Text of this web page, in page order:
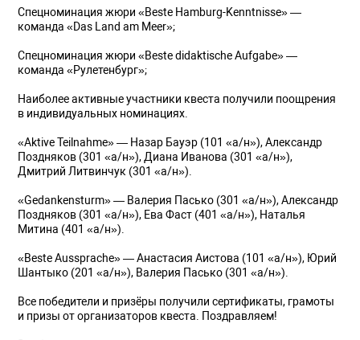
Спецноминация жюри «Beste Hamburg-Kenntnisse» —
команда «Das Land am Meer»;
Спецноминация жюри «Beste didaktische Aufgabe» —
команда «Рулетенбург»;
Наиболее активные участники квеста получили поощрения
в индивидуальных номинациях.
«Aktive Teilnahme» — Назар Бауэр (101 «а/н»), Александр
Поздняков (301 «а/н»), Диана Иванова (301 «а/н»),
Дмитрий Литвинчук (301 «а/н»).
«Gedankensturm» — Валерия Пасько (301 «а/н»), Александр
Поздняков (301 «а/н»), Ева Фаст (401 «а/н»), Наталья
Митина (401 «а/н»).
«Beste Aussprache» — Анастасия Аистова (101 «а/н»), Юрий
Шантыко (201 «а/н»), Валерия Пасько (301 «а/н»).
Все победители и призёры получили сертификаты, грамоты
и призы от организаторов квеста. Поздравляем!